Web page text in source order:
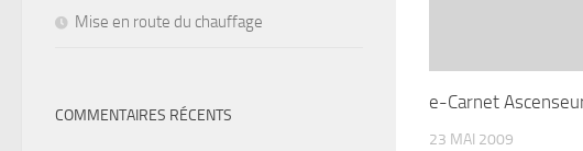
e-Carnet
23 MAI 2009
Mise en route du chauffage
COMMENTAIRES RÉCENTS